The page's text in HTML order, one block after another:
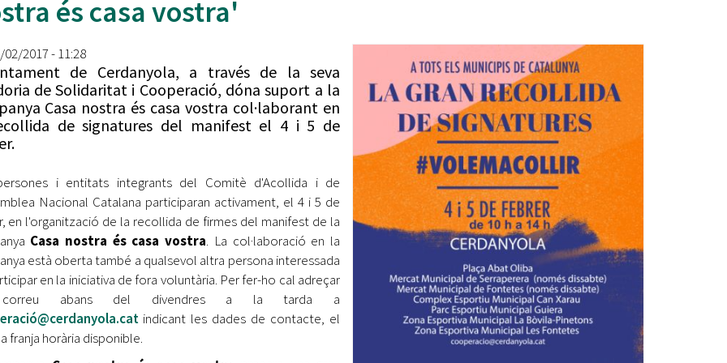
Retiment de Comptes
Accés a Informació Pública
Dades Obertes
Catàleg de Serveis i Tràmits
Oberta la convocatòria d'Ajuts per a l'autoocupació
jove 2026
Cerdanyola opta a més de 5 milions d'euros del Pla de
Barris per transformar les Fontetes, Quatre Cantons i
l'entorn de l'avinguda Catalunya
El FIT presenta el cartell de la seva 16a edició i dona el
L’Ajuntament reparteix ulleres gratuïtes per veure
l'eclipsi solar
Entitats
Equipaments
Mercats Municipals
Webs Municipals
és casa vostra'
02/2017 - 11:28
de Cerdanyola, a través de la seva
de Solidaritat i Cooperació, dóna suport a la
Casa nostra és casa vostra col·laborant en
de signatures del manifest el 4 i 5 de
i entitats integrants del Comitè d'Acollida i de
Nacional Catalana participaran activament, el 4 i 5 de
en l'organització de la recollida de firmes del manifest de la
Casa nostra és casa vostra. La col·laboració en la
està oberta també a qualsevol altra persona interessada
en la iniciativa de fora voluntària. Per fer-ho cal adreçar
abans del divendres a la tarda a
indicant les dades de contacte, el
franja horària disponible.